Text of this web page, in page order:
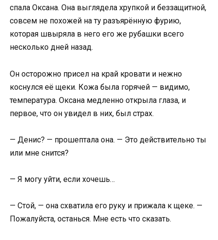
спала Оксана. Она выглядела хрупкой и беззащитной,
совсем не похожей на ту разъярённую фурию,
которая швыряла в него его же рубашки всего
несколько дней назад.
Он осторожно присел на край кровати и нежно
коснулся её щеки. Кожа была горячей — видимо,
температура. Оксана медленно открыла глаза, и
первое, что он увидел в них, был страх.
— Денис? — прошептала она. — Это действительно ты
или мне снится?
— Я могу уйти, если хочешь…
— Стой, — она схватила его руку и прижала к щеке. —
Пожалуйста, останься. Мне есть что сказать.